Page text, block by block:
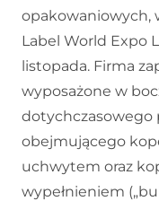
opakowaniowych,
Label World Expo
listopada. Firma
wyposażone w
obejmującego
uchwytem oraz
wypełnieniem